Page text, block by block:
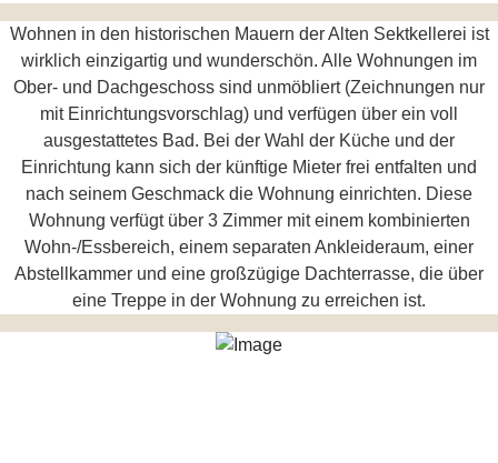
Wohnen in den historischen Mauern der Alten Sektkellerei ist
wirklich einzigartig und wunderschön. Alle Wohnungen im
Ober- und Dachgeschoss sind unmöbliert (Zeichnungen nur
mit Einrichtungsvorschlag) und verfügen über ein voll
ausgestattetes Bad. Bei der Wahl der Küche und der
Einrichtung kann sich der künftige Mieter frei entfalten und
nach seinem Geschmack die Wohnung einrichten. Diese
Wohnung verfügt über 3 Zimmer mit einem kombinierten
Wohn-/Essbereich, einem separaten Ankleideraum, einer
Abstellkammer und eine großzügige Dachterrasse, die über
eine Treppe in der Wohnung zu erreichen ist.